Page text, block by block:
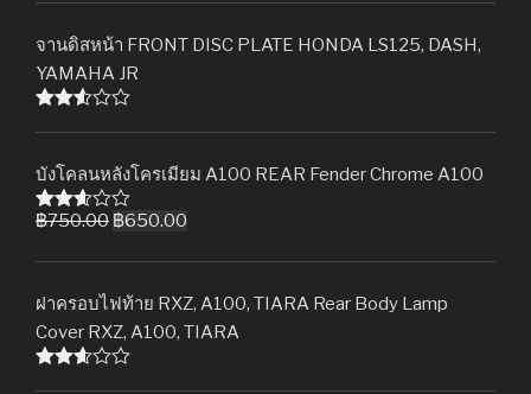
จานดิสหน้า FRONT DISC PLATE HONDA LS125, DASH,
YAMAHA JR
5
บังโคลนหลังโครเมียม A100 REAR Fender Chrome A100
Rated
out of
฿750.00 ฿650.00
ฝาครอบไฟท้าย RXZ, A100, TIARA Rear Body Lamp
Cover RXZ, A100, TIARA